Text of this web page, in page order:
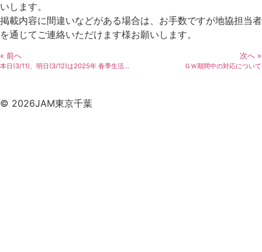
いします。
掲載内容に間違いなどがある場合は、お手数ですが地協担当者
を通じてご連絡いただけます様お願いします。
« 前へ
本日(3/11)、明日(3/12)は2025年 春季生活闘争 ＪＡＭ統一回答指定日です。
次へ »
ＧＷ期間中の対応について
© 2026JAM東京千葉